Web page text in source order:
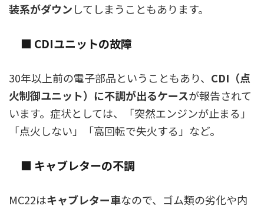
装系がダウンしてしまうこともあります。
■ CDIユニットの故障
30年以上前の電子部品ということもあり、 CDI（点
火制御ユニット）に不調が出るケースが報告されて
います。症状としては、「突然エンジンが止まる」
「点火しない」「高回転で失火する」など。
■ キャブレターの不調
MC22はキャブレター車なので、ゴム類の劣化や内